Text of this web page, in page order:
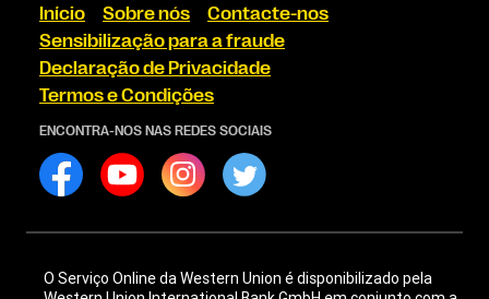
Início Sobre nós
Contacte-nos
Sensibilização para a fraude
Declaração de Privacidade
Termos e Condições
ENCONTRA-NOS NAS REDES SOCIAIS
O Serviço Online da Western Union é disponibilizado pela